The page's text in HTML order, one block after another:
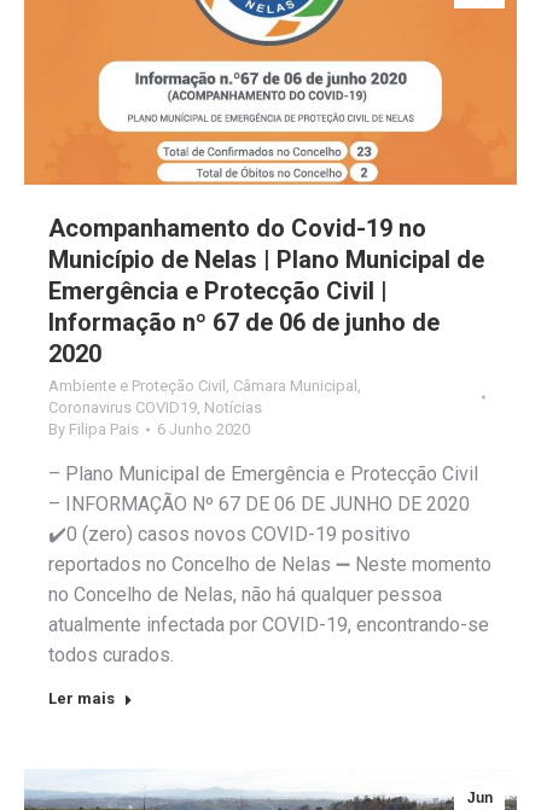
Acompanhamento do Covid-19 no
Município de Nelas | Plano Municipal de
Emergência e Protecção Civil |
Informação nº 67 de 06 de junho de
2020
Ambiente e Proteção Civil Câmara Municipal
Coronavirus COVID19 Notícias
By Filipa Pais 6 Junho 2020
– Plano Municipal de Emergência e Protecção Civil
– INFORMAÇÃO Nº 67 DE 06 DE JUNHO DE 2020
✔️0 (zero) casos novos COVID-19 positivo
reportados no Concelho de Nelas ➖ Neste momento
no Concelho de Nelas, não há qualquer pessoa
atualmente infectada por COVID-19, encontrando-se
todos curados.
Ler mais
Jun